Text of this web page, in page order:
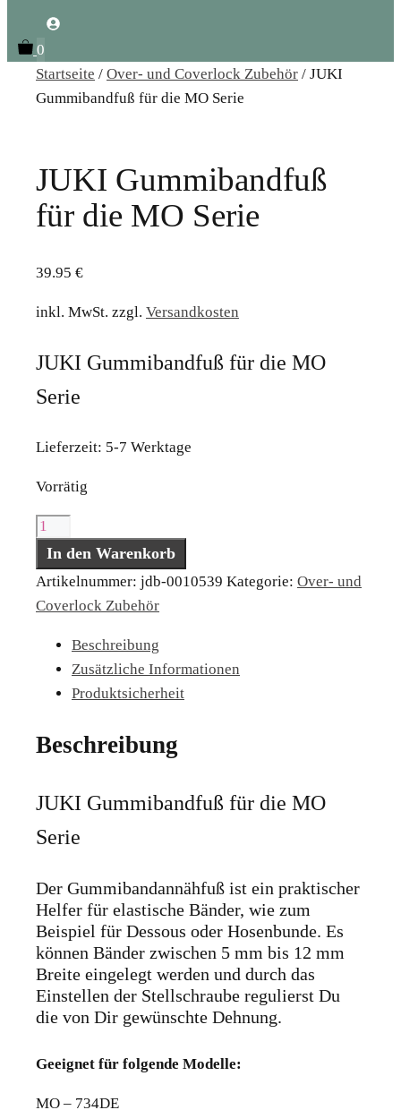
0
Startseite / Over- und Coverlock Zubehör / JUKI
Gummibandfuß für die MO Serie
JUKI Gummibandfuß
für die MO Serie
39.95 €
inkl. MwSt. zzgl. Versandkosten
JUKI Gummibandfuß für die MO
Serie
Lieferzeit: 5-7 Werktage
Vorrätig
JUKI
Gummibandfuß
für
die
Serie
Menge
In den Warenkorb
Artikelnummer: jdb-0010539 Kategorie: Over- und
Coverlock Zubehör
Beschreibung
Zusätzliche Informationen
Produktsicherheit
Beschreibung
JUKI Gummibandfuß für die MO
Serie
Der Gummibandannähfuß ist ein praktischer
Helfer für elastische Bänder, wie zum
Beispiel für Dessous oder Hosenbunde. Es
können Bänder zwischen 5 mm bis 12 mm
Breite eingelegt werden und durch das
Einstellen der Stellschraube regulierst Du
die von Dir gewünschte Dehnung.
Geeignet für folgende Modelle:
MO – 734DE